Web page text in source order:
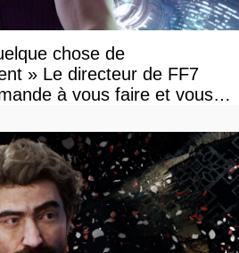
chose de
» Le directeur de FF7
à vous faire et vous